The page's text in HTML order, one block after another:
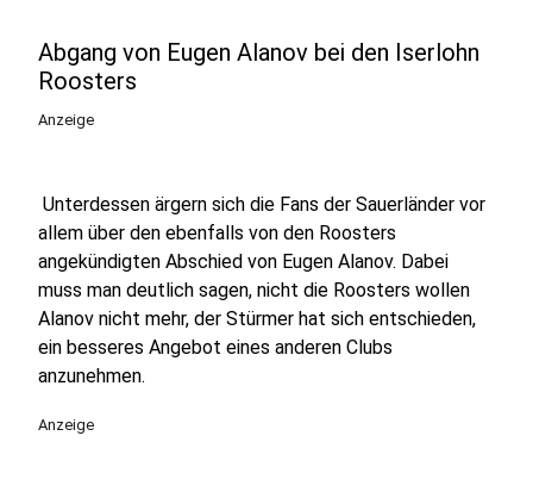
Abgang von Eugen Alanov bei den Iserlohn
Roosters
Anzeige
Unterdessen ärgern sich die Fans der Sauerländer vor
allem über den ebenfalls von den Roosters
angekündigten Abschied von Eugen Alanov. Dabei
muss man deutlich sagen, nicht die Roosters wollen
Alanov nicht mehr, der Stürmer hat sich entschieden,
ein besseres Angebot eines anderen Clubs
anzunehmen.
Anzeige